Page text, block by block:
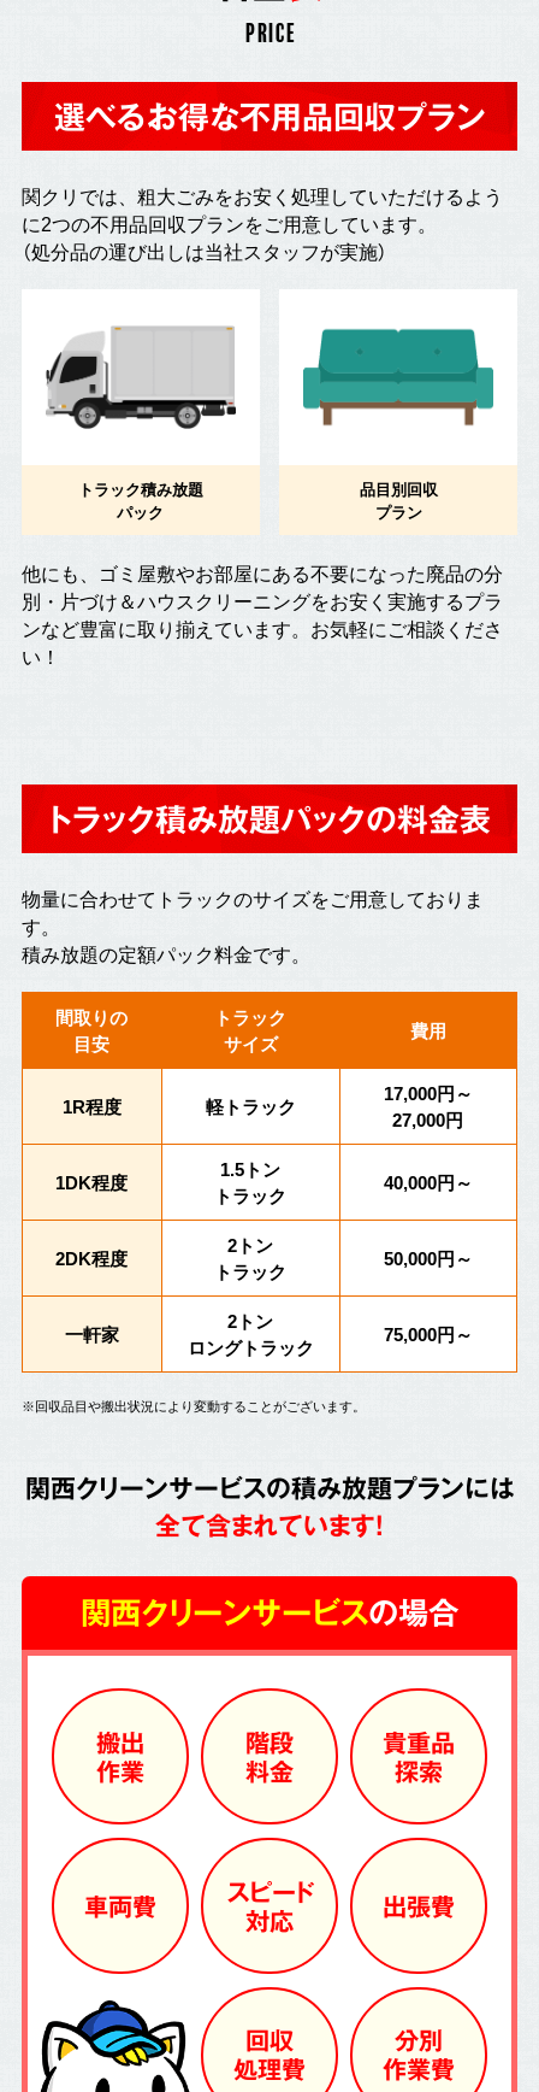
PRICE
選べるお得な不用品回収プラン
関クリでは、粗大ごみをお安く処理していただけるよう
に2つの不用品回収プランをご用意しています。
（処分品の運び出しは当社スタッフが実施）
トラック積み放題
パック
品目別回収
プラン
他にも、ゴミ屋敷やお部屋にある不要になった廃品の分
別・片づけ＆ハウスクリーニングをお安く実施するプラ
ンなど豊富に取り揃えています。お気軽にご相談くださ
い！
トラック積み放題パックの料金表
物量に合わせてトラックのサイズをご用意しておりま
す。
積み放題の定額パック料金です。
間取りの
目安
トラック
サイズ
費用
1R程度 軽トラック
17,000円～
27,000円
1DK程度
1.5トン
トラック
40,000円～
2DK程度
2トン
トラック
50,000円～
一軒家
2トン
ロングトラック
75,000円～
※回収品目や搬出状況により変動することがございます。
関西クリーンサービスの積み放題プランには
全て含まれています!
関西クリーンサービスの場合
搬出
作業
階段
料金
貴重品
探索
車両費
スピード
対応
出張費
回収
処理費
分別
作業費